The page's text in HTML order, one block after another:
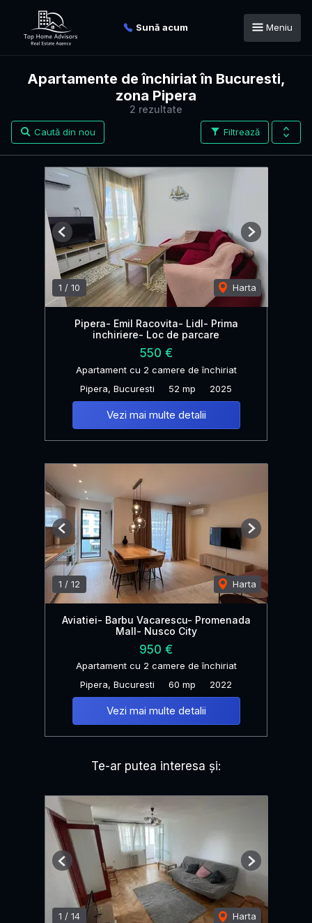
Sună acum Meniu
2 rezultate
Apartamente de închiriat în Bucuresti,
zona Pipera
Filtrează
Caută din nou
1 / 10 Harta
Previous Next
Pipera- Emil Racovita- Lidl- Prima
inchiriere- Loc de parcare
550 €
Apartament cu 2 camere de închiriat
Pipera, Bucuresti
52 mp 2025
Vezi mai multe detalii
1 / 12 Harta
Previous Next
Aviatiei- Barbu Vacarescu- Promenada
Mall- Nusco City
950 €
Apartament cu 2 camere de închiriat
Pipera, Bucuresti
60 mp 2022
Vezi mai multe detalii
Te-ar putea interesa și:
1 / 14 Harta
Previous Next